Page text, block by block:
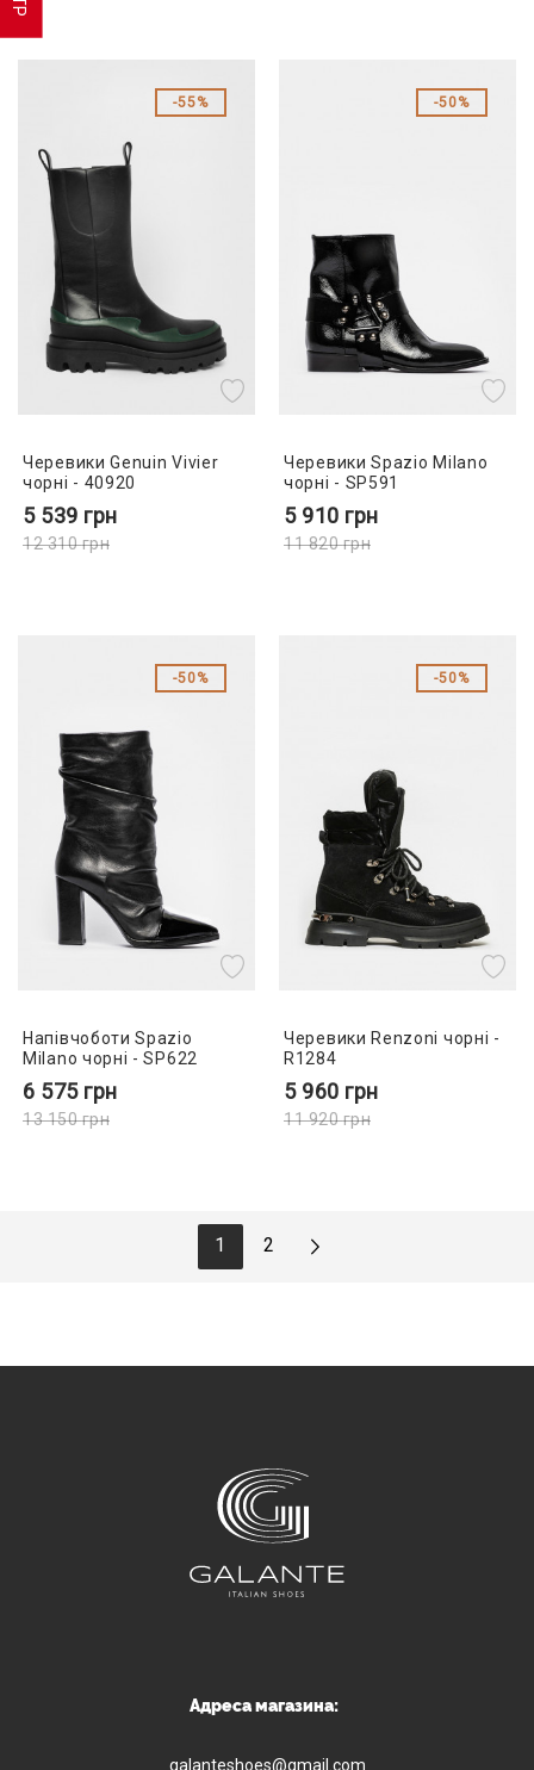
55%
Черевики Genuin Vivier
чорні - 40920
5 539 грн
12 310грн
50%
Черевики Spazio Milano
чорні - SP591
5 910 грн
11 820грн
50%
Напівчоботи Spazio
Milano чорні - SP622
6 575 грн
13 150грн
50%
Черевики Renzoni чорні -
R1284
5 960 грн
11 920грн
1 2
Адреса магазина:
galanteshoes@gmail.com